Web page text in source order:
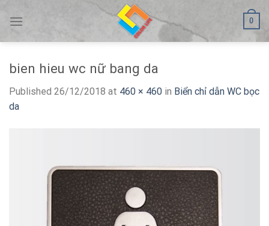
0
bien hieu wc nữ bang da
Published 26/12/2018 at 460 × 460 in Biển chỉ dẫn WC bọc
da